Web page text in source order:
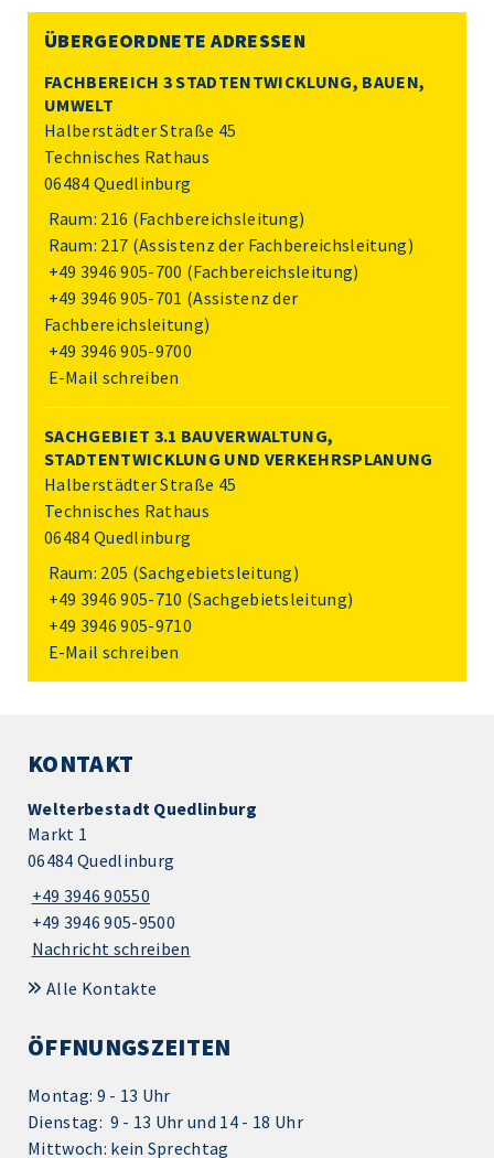
ÜBERGEORDNETE ADRESSEN
FACHBEREICH 3 STADTENTWICKLUNG, BAUEN,
UMWELT
Halberstädter Straße 45
Technisches Rathaus
06484 Quedlinburg
Raum: 216 (Fachbereichsleitung)
Raum: 217 (Assistenz der Fachbereichsleitung)
+49 3946 905-700 (Fachbereichsleitung)
+49 3946 905-701 (Assistenz der
Fachbereichsleitung)
+49 3946 905-9700
E-Mail schreiben
SACHGEBIET 3.1 BAUVERWALTUNG,
STADTENTWICKLUNG UND VERKEHRSPLANUNG
Halberstädter Straße 45
Technisches Rathaus
06484 Quedlinburg
Raum: 205 (Sachgebietsleitung)
+49 3946 905-710 (Sachgebietsleitung)
+49 3946 905-9710
E-Mail schreiben
KONTAKT
Welterbestadt Quedlinburg
Markt 1
06484 Quedlinburg
+49 3946 90550
+49 3946 905-9500
Nachricht schreiben
Alle Kontakte
ÖFFNUNGSZEITEN
Montag: 9 - 13 Uhr
Dienstag: 9 - 13 Uhr und 14 - 18 Uhr
Mittwoch: kein Sprechtag